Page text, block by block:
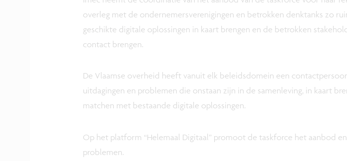
overleg met de ondernemersverenigingen en betrokken denktanks zo
geschikte digitale oplossingen in kaart brengen en de betrokken
contact brengen.
De Vlaamse overheid heeft vanuit elk beleidsdomein een
uitdagingen en problemen die onstaan zijn in de samenleving, in kaart
matchen met bestaande digitale oplossingen.
Op het platform “Helemaal Digitaal” promoot de taskforce het aanbod
problemen.